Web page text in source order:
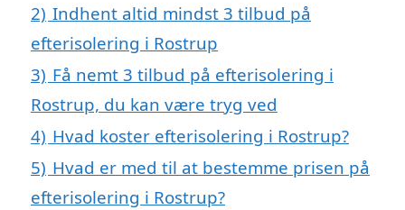
2) Indhent altid mindst 3 tilbud på
efterisolering i Rostrup
3) Få nemt 3 tilbud på efterisolering i
Rostrup, du kan være tryg ved
4) Hvad koster efterisolering i Rostrup?
5) Hvad er med til at bestemme prisen på
efterisolering i Rostrup?